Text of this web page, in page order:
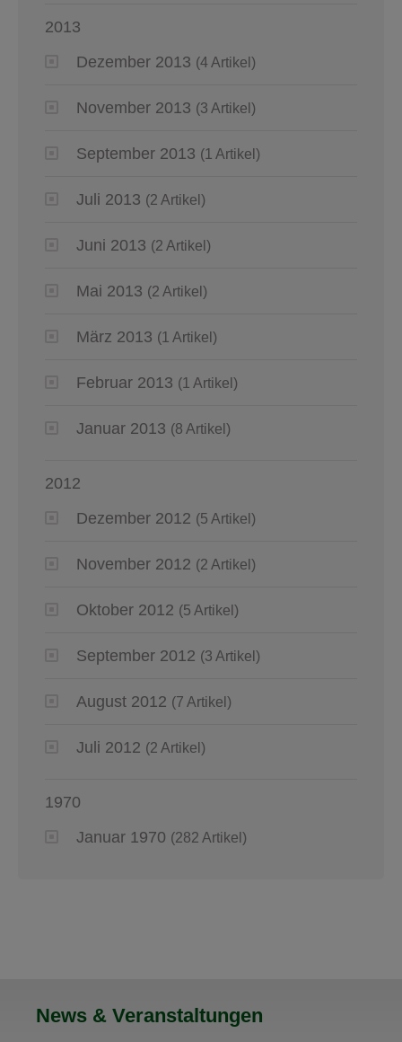
2013
Dezember 2013 (4 Artikel)
November 2013 (3 Artikel)
September 2013 (1 Artikel)
Juli 2013 (2 Artikel)
Juni 2013 (2 Artikel)
Mai 2013 (2 Artikel)
März 2013 (1 Artikel)
Februar 2013 (1 Artikel)
Januar 2013 (8 Artikel)
2012
Dezember 2012 (5 Artikel)
November 2012 (2 Artikel)
Oktober 2012 (5 Artikel)
September 2012 (3 Artikel)
August 2012 (7 Artikel)
Juli 2012 (2 Artikel)
1970
Januar 1970 (282 Artikel)
News & Veranstaltungen